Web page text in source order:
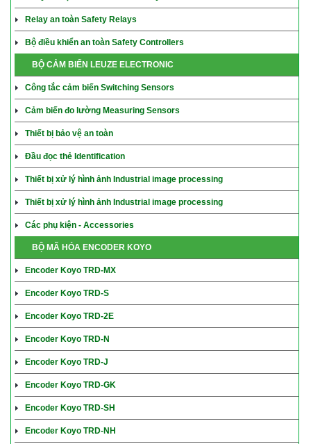
Relay an toàn Safety Relays
Bộ điều khiển an toàn Safety Controllers
BỘ CẢM BIẾN LEUZE ELECTRONIC
Công tắc cảm biến Switching Sensors
Cảm biến đo lường Measuring Sensors
Thiết bị bảo vệ an toàn
Đầu đọc thẻ Identification
Thiết bị xử lý hình ảnh Industrial image processing
Thiết bị xử lý hình ảnh Industrial image processing
Các phụ kiện - Accessories
BỘ MÃ HÓA ENCODER KOYO
Encoder Koyo TRD-MX
Encoder Koyo TRD-S
Encoder Koyo TRD-2E
Encoder Koyo TRD-N
Encoder Koyo TRD-J
Encoder Koyo TRD-GK
Encoder Koyo TRD-SH
Encoder Koyo TRD-NH